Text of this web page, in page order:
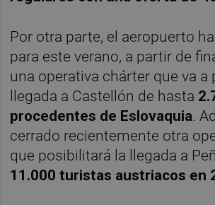
Por otra parte, el aeropuerto
para este verano, a partir de
una operativa chárter que va a
llegada a Castellón de hasta
procedentes de Eslovaquia.
cerrado recientemente otra
que posibilitará la llegada a
11.000 turistas austriacos en